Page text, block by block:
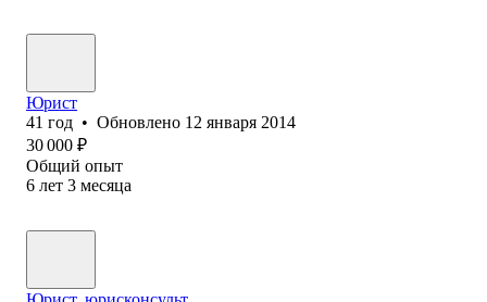
Юрист
41 год • Обновлено 12 января 2014
30 000 ₽
Общий опыт
6 лет 3 месяца